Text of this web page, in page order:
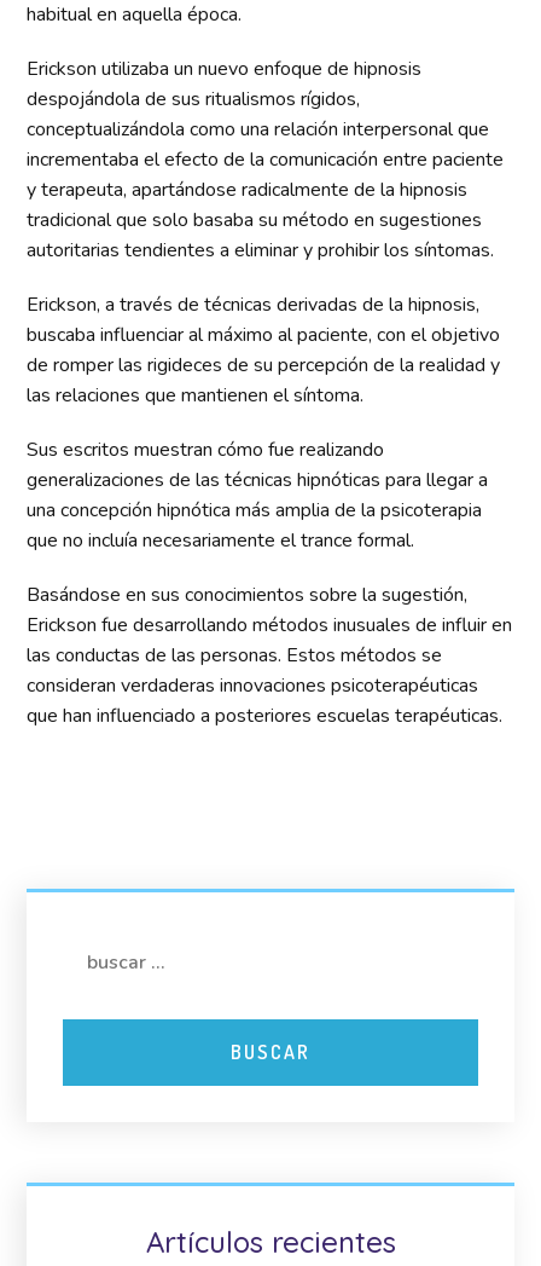
habitual en aquella época.
Erickson utilizaba un nuevo enfoque de hipnosis
despojándola de sus ritualismos rígidos,
conceptualizándola como una relación interpersonal que
incrementaba el efecto de la comunicación entre paciente
y terapeuta, apartándose radicalmente de la hipnosis
tradicional que solo basaba su método en sugestiones
autoritarias tendientes a eliminar y prohibir los síntomas.
Erickson, a través de técnicas derivadas de la hipnosis,
buscaba influenciar al máximo al paciente, con el objetivo
de romper las rigideces de su percepción de la realidad y
las relaciones que mantienen el síntoma.
Sus escritos muestran cómo fue realizando
generalizaciones de las técnicas hipnóticas para llegar a
una concepción hipnótica más amplia de la psicoterapia
que no incluía necesariamente el trance formal.
Basándose en sus conocimientos sobre la sugestión,
Erickson fue desarrollando métodos inusuales de influir en
las conductas de las personas. Estos métodos se
consideran verdaderas innovaciones psicoterapéuticas
que han influenciado a posteriores escuelas terapéuticas.
Artículos recientes